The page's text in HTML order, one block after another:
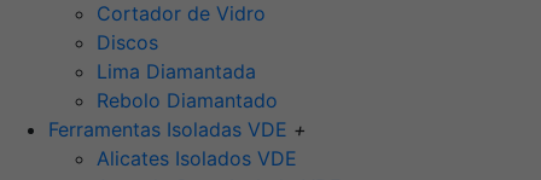
Cortador de Vidro
Discos
Lima Diamantada
Rebolo Diamantado
Ferramentas Isoladas VDE +
Alicates Isolados VDE